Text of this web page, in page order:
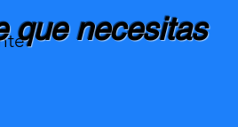
que necesitas